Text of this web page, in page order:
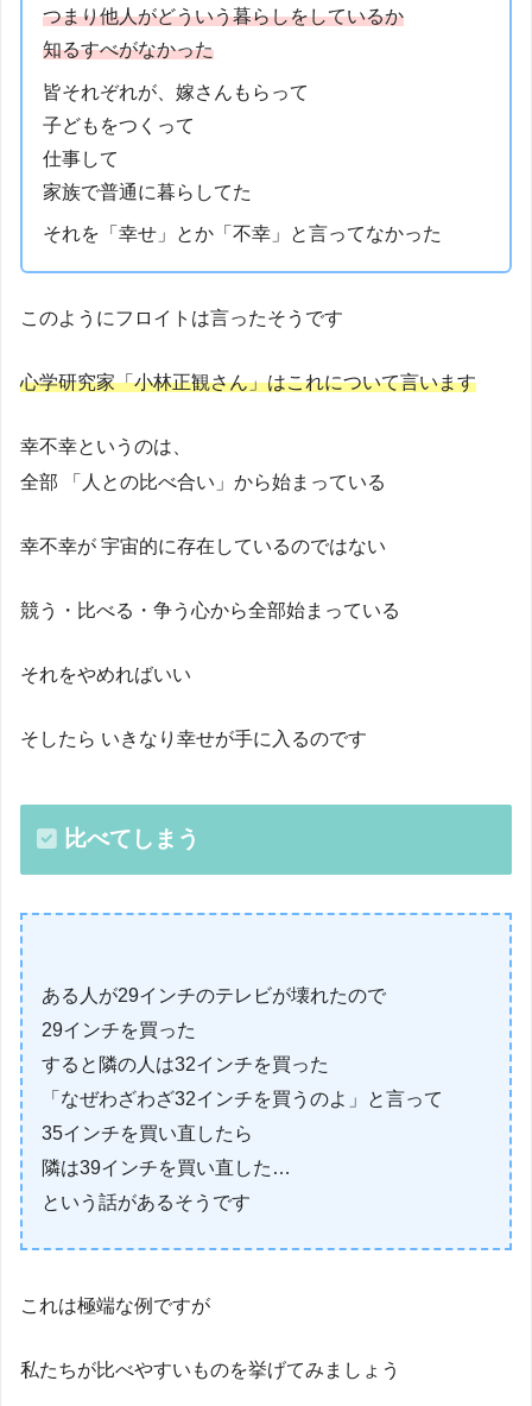
つまり他人がどういう暮らしをしているか
知るすべがなかった
皆それぞれが、嫁さんもらって
子どもをつくって
仕事して
家族で普通に暮らしてた
それを「幸せ」とか「不幸」と言ってなかった
このようにフロイトは言ったそうです
心学研究家「小林正観さん」はこれについて言います
幸不幸というのは、
全部 「人との比べ合い」から始まっている
幸不幸が 宇宙的に存在しているのではない
競う・比べる・争う心から全部始まっている
それをやめればいい
そしたら いきなり幸せが手に入るのです
比べてしまう
ある人が29インチのテレビが壊れたので
29インチを買った
すると隣の人は32インチを買った
「なぜわざわざ32インチを買うのよ」と言って
35インチを買い直したら
隣は39インチを買い直した…
という話があるそうです
これは極端な例ですが
私たちが比べやすいものを挙げてみましょう